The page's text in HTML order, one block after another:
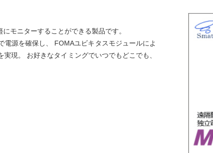
モニターすることができる製品です。
源を確保し、 FOMAユビキタスモジュールによ
現。 お好きなタイミングでいつでもどこでも、